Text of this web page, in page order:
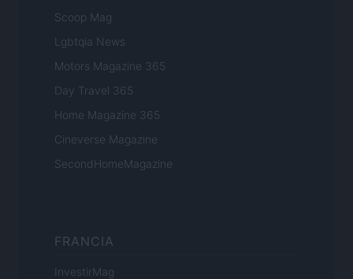
Scoop Mag
Lgbtqia News
Motors Magazine 365
Day Travel 365
Home Magazine 365
Cineverse Magazine
SecondHomeMagazine
FRANCIA
InvestirMag